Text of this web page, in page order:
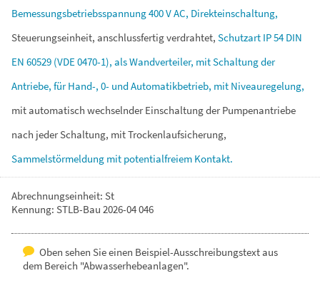
Bemessungsbetriebsspannung400VAC, Direkteinschaltung,
Steuerungseinheit, anschlussfertigverdrahtet, Schutzart IP54 DIN
EN 60529 (VDE0470-1), alsWandverteiler, mitSchaltungder
Antriebe, fürHand-, 0- undAutomatikbetrieb, mit Niveauregelung,
mitautomatisch wechselnderEinschaltungderPumpenantriebe
nach jederSchaltung, mitTrockenlaufsicherung,
Sammelstörmeldung mit potentialfreiem Kontakt.
Abrechnungseinheit: St
Kennung: STLB-Bau 2026-04 046
Oben sehen Sie einen Beispiel-Ausschreibungstext aus
dem Bereich "Abwasserhebeanlagen".